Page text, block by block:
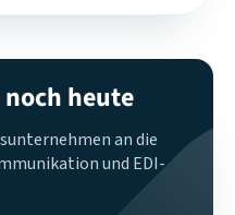
heute
an die
und EDI-